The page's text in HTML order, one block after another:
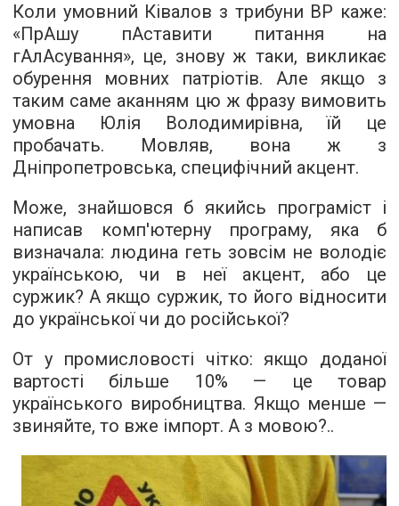
Коли умовний Ківалов з трибуни ВР каже:
«ПрАшу пАставити питання на
гАлАсування», це, знову ж таки, викликає
обурення мовних патріотів. Але якщо з
таким саме аканням цю ж фразу вимовить
умовна Юлія Володимирівна, їй це
пробачать. Мовляв, вона ж з
Дніпропетровська, специфічний акцент.
Може, знайшовся б якийсь програміст і
написав комп'ютерну програму, яка б
визначала: людина геть зовсім не володіє
українською, чи в неї акцент, або це
суржик? А якщо суржик, то його відносити
до української чи до російської?
От у промисловості чітко: якщо доданої
вартості більше 10% — це товар
українського виробництва. Якщо менше —
звиняйте, то вже імпорт. А з мовою?..